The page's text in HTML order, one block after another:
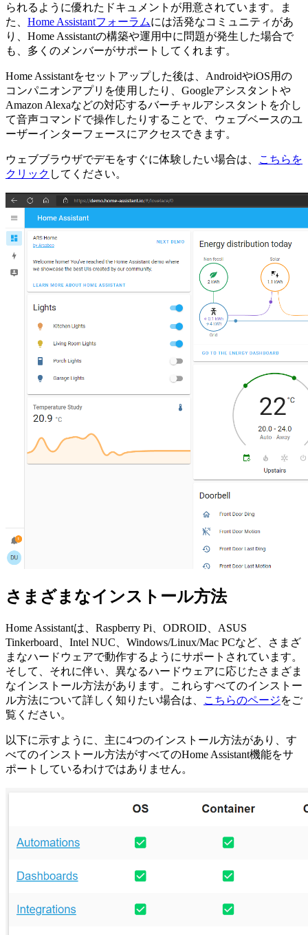
られるように優れたドキュメントが用意されています。ま
た、 Home Assistantフォーラムには活発なコミュニティがあ
り、Home Assistantの構築や運用中に問題が発生した場合で
も、多くのメンバーがサポートしてくれます。
Home Assistantをセットアップした後は、AndroidやiOS用の
コンパニオンアプリを使用したり、Googleアシスタントや
Amazon Alexaなどの対応するバーチャルアシスタントを介し
て音声コマンドで操作したりすることで、ウェブベースのユ
ーザーインターフェースにアクセスできます。
ウェブブラウザでデモをすぐに体験したい場合は、
こちらを
クリック してください。
さまざまなインストール方法
Home Assistantは、Raspberry Pi、ODROID、ASUS
Tinkerboard、Intel NUC、Windows/Linux/Mac PCなど、さまざ
まなハードウェアで動作するようにサポートされています。
そして、それに伴い、異なるハードウェアに応じたさまざま
なインストール方法があります。これらすべてのインストー
ル方法について詳しく知りたい場合は、
こちらのページをご
覧ください。
以下に示すように、主に4つのインストール方法があり、す
べてのインストール方法がすべてのHome Assistant機能をサ
ポートしているわけではありません。